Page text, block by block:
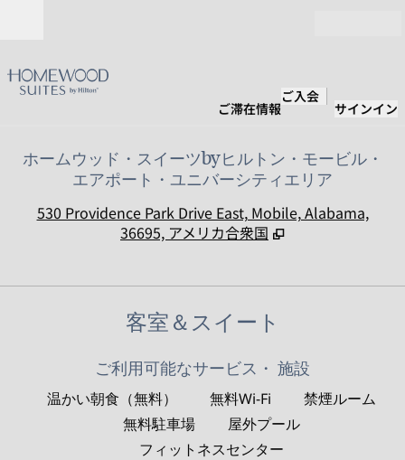
ご滞在情報
ご入会
サインイン
ホームウッド・スイーツbyヒルトン・モービル・
エアポート・ユニバーシティエリア
530 Providence Park Drive East, Mobile, Alabama,
36695, アメリカ合衆国
客室＆スイート
ご利用可能なサービス・ 施設
温かい朝食（無料） 無料Wi-Fi
禁煙ルーム
無料駐車場
屋外プール
フィットネスセンター